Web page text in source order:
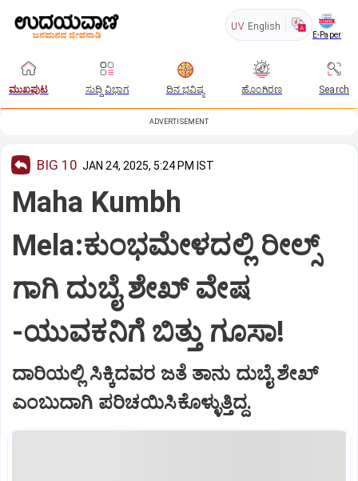
UV English
E-Paper
ಮುಖಪುಟ ಸುದ್ದಿ ವಿಭಾಗ ದಿನ ಭವಿಷ್ಯ ಹೊಂಗಿರಣ Search
ADVERTISEMENT
BIG 10 JAN 24, 2025, 5:24 PM IST
Maha Kumbh
Mela:ಕುಂಭಮೇಳದಲ್ಲಿ ರೀಲ್ಸ್‌
ಗಾಗಿ ದುಬೈ ಶೇಖ್‌ ವೇಷ
-ಯುವಕನಿಗೆ ಬಿತ್ತು ಗೂಸಾ!
ದಾರಿಯಲ್ಲಿ ಸಿಕ್ಕಿದವರ ಜತೆ ತಾನು ದುಬೈ ಶೇಖ್‌
ಎಂಬುದಾಗಿ ಪರಿಚಯಿಸಿಕೊಳ್ಳುತ್ತಿದ್ದ.